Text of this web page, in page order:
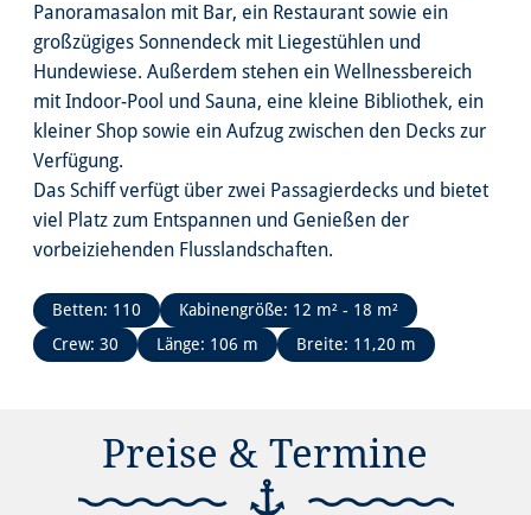
Panoramasalon mit Bar, ein Restaurant sowie ein
großzügiges Sonnendeck mit Liegestühlen und
Hundewiese. Außerdem stehen ein Wellnessbereich
mit Indoor-Pool und Sauna, eine kleine Bibliothek, ein
kleiner Shop sowie ein Aufzug zwischen den Decks zur
Verfügung.
Das Schiff verfügt über zwei Passagierdecks und bietet
viel Platz zum Entspannen und Genießen der
vorbeiziehenden Flusslandschaften.
Betten: 110
Kabinengröße: 12 m² - 18 m²
Crew: 30
Länge: 106 m Breite: 11,20 m
Preise & Termine